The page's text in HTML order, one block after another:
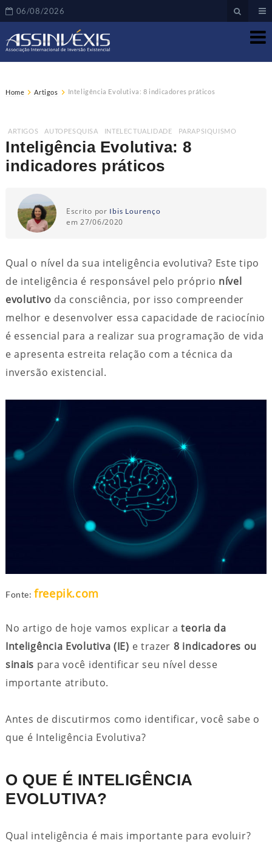
06/08/2026
Home Artigos Inteligência Evolutiva: 8 indicadores práticos
ARTIGOS ,AUTOPESQUISA INTELECTUALIDADE PARAPSIQUISMO
Inteligência Evolutiva: 8
indicadores práticos
Escrito por Ibis Lourenço
em 27/06/2020
Qual o nível da sua inteligência evolutiva? Este tipo
de inteligência é responsável pelo próprio nível
evolutivo da consciência, por isso compreender
melhor e desenvolver essa capacidade de raciocínio
é essencial para a realizar sua programação de vida
e apresenta estreita relação com a técnica da
inversão existencial.
Fonte:freepik.com
No artigo de hoje vamos explicar ateoria da
Inteligência Evolutiva (IE) e trazer 8 indicadores ou
sinais para você identificar seu nível desse
importante atributo.
Antes de discutirmos como identificar, você sabe o
que é Inteligência Evolutiva?
O QUE É INTELIGÊNCIA
EVOLUTIVA?
Qual inteligência é mais importante para evoluir?